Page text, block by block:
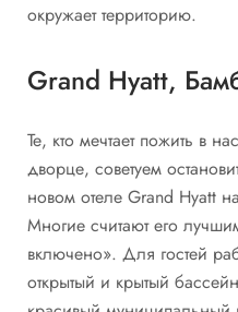
окружает территорию.
Grand Hyatt,
Те, кто мечтает пожить в
дворце, советуем
новом отеле Grand Hyatt
Многие считают его
включено». Для гостей
открытый и крытый